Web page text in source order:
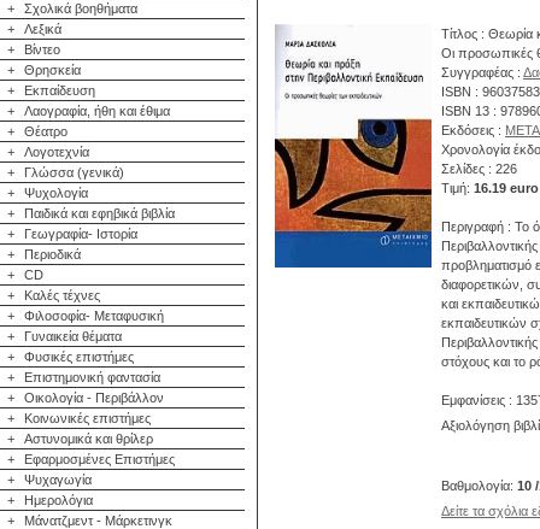
+
Σχολικά βοηθήματα
+
Λεξικά
+
Βίντεο
+
Θρησκεία
+
Εκπαίδευση
+
Λαογραφία, ήθη και έθιμα
+
Θέατρο
+
Λογοτεχνία
+
Γλώσσα (γενικά)
+
Ψυχολογία
+
Παιδικά και εφηβικά βιβλία
+
Γεωγραφία- Ιστορία
+
Περιοδικά
+
CD
+
Καλές τέχνες
+
Φιλοσοφία- Μεταφυσική
+
Γυναικεία θέματα
+
Φυσικές επιστήμες
+
Επιστημονική φαντασία
+
Οικολογία - Περιβάλλον
+
Κοινωνικές επιστήμες
+
Αστυνομικά και θρίλερ
+
Εφαρμοσμένες Επιστήμες
+
Ψυχαγωγία
+
Ημερολόγια
+
Μάνατζμεντ - Μάρκετινγκ
Τίτλος : Θεωρία
Οι προσωπικές
Συγγραφέας :
ISBN :
ISBN 13 :
Εκδόσεις :
Χρονολογία
Σελίδες : 226
Τιμή: 16.19 euro
Περιγραφή : Το
προβληματισμό
διαφορετικών,
και
εκπαιδευτικών
στόχους και το
Εμφανίσεις :
Αξιολόγηση
Βαθμολογία: 10
Δείτε τα σχόλια